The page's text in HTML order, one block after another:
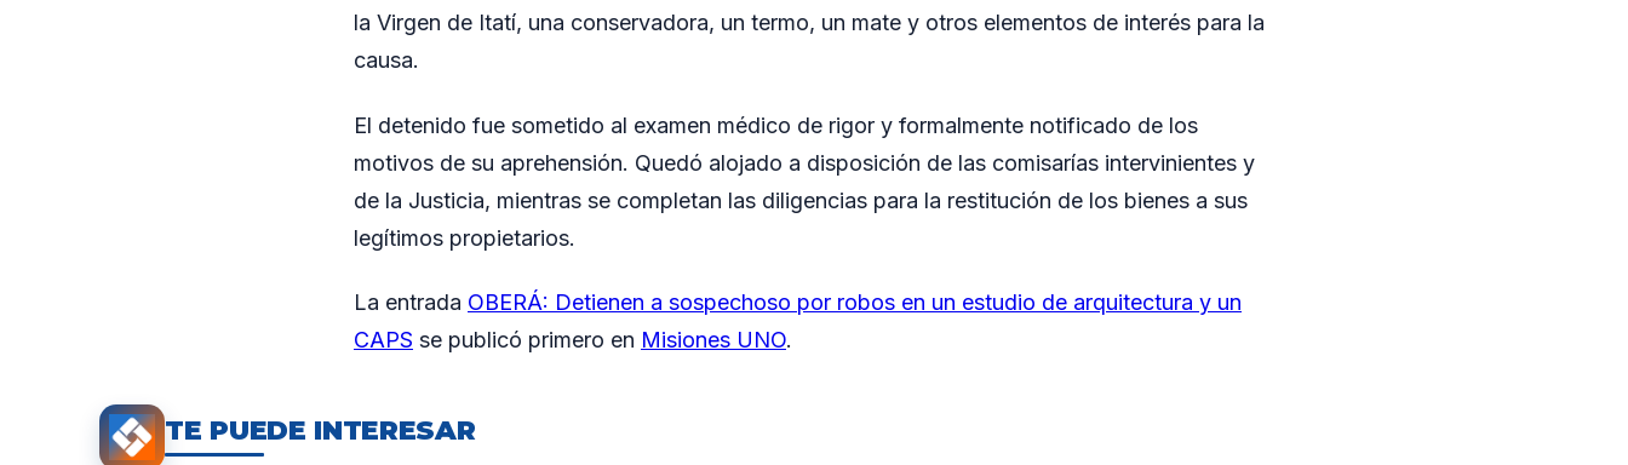
la Virgen de Itatí, una conservadora, un termo, un mate y otros elementos de interés para la
causa.
El detenido fue sometido al examen médico de rigor y formalmente notificado de los
motivos de su aprehensión. Quedó alojado a disposición de las comisarías intervinientes y
de la Justicia, mientras se completan las diligencias para la restitución de los bienes a sus
legítimos propietarios.
La entrada OBERÁ: Detienen a sospechoso por robos en un estudio de arquitectura y un
CAPS se publicó primero en Misiones UNO.
TE PUEDE INTERESAR